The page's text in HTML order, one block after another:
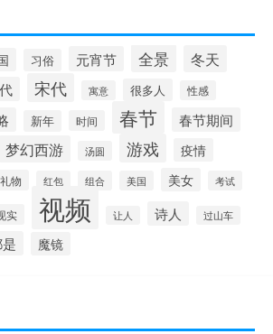
习俗 元宵节 全景 冬天
宋代 寓意 很多人 性感
新年 时间 春节
春节期间
梦幻西游 汤圆 游戏 疫情
礼物 红包 组合 美国 美女 考试
实 视频 让人 诗人 过山车
魔镜